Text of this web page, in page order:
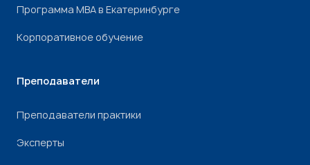
Программа МВА в Екатеринбурге
Корпоративное обучение
Преподаватели
Преподаватели практики
Эксперты